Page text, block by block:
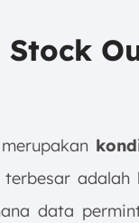
Stock
adalah
data